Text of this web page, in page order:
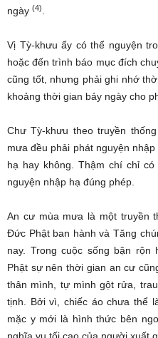
ngày (4)
Vị Tỳ-khưu ấy có thể nguyện
hoặc đến trình báo mục đích
cũng tốt, nhưng phải ghi nhớ
khoảng thời gian bảy ngày cho
Chư Tỳ-khưu theo truyền
mưa đều phải phát nguyện
hạ hay không. Thậm chí chỉ
nguyện nhập hạ đúng phép.
An cư mùa mưa là một truyền
Đức Phật ban hành và Tăng
nay. Trong cuộc sống bận rộn
Phật sự nên thời gian an cư
thân mình, tự mình gột rửa,
tịnh. Bởi vì, chiếc áo chưa thể
mặc y mới là hình thức bên